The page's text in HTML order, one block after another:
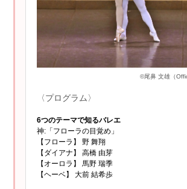
©尾鼻 文雄（
〈プログラム〉
6つのテーマで知るバレエ
神:「フローラの目覚め」
【フローラ】 野 舞翔
【ダイアナ】 高橋 由芽
【オーロラ】 馬野 瑞季
【ヘーベ】 大前 結希歩